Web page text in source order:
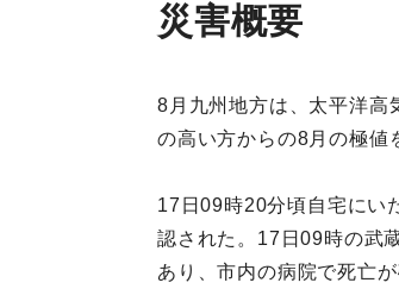
災害概要
8月九州地方は、太平洋高
の高い方からの8月の極値
17日09時20分頃自宅にい
認された。17日09時の武
あり、市内の病院で死亡